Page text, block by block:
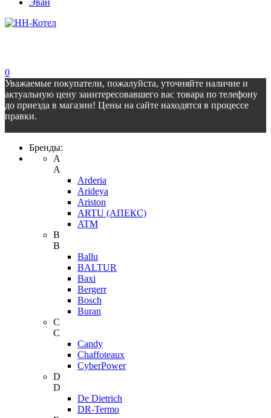
Эван
0
Уважаемые покупатели, пожалуйста, уточняйте наличие и
актуальную цену заинтересовавшего вас товара по телефону
до приезда в магазин! Цены на сайте находятся в процессе
правки.
Бренды:
A
A
Arderia
Arideya
Ariston
ARTU (АПЕКС)
ATM
B
B
Ballu
BALTUR
Baxi
Bergerr
Bosch
Buran
C
C
Candy
Chaffoteaux
CyberPower
D
D
De Dietrich
DR-Termo